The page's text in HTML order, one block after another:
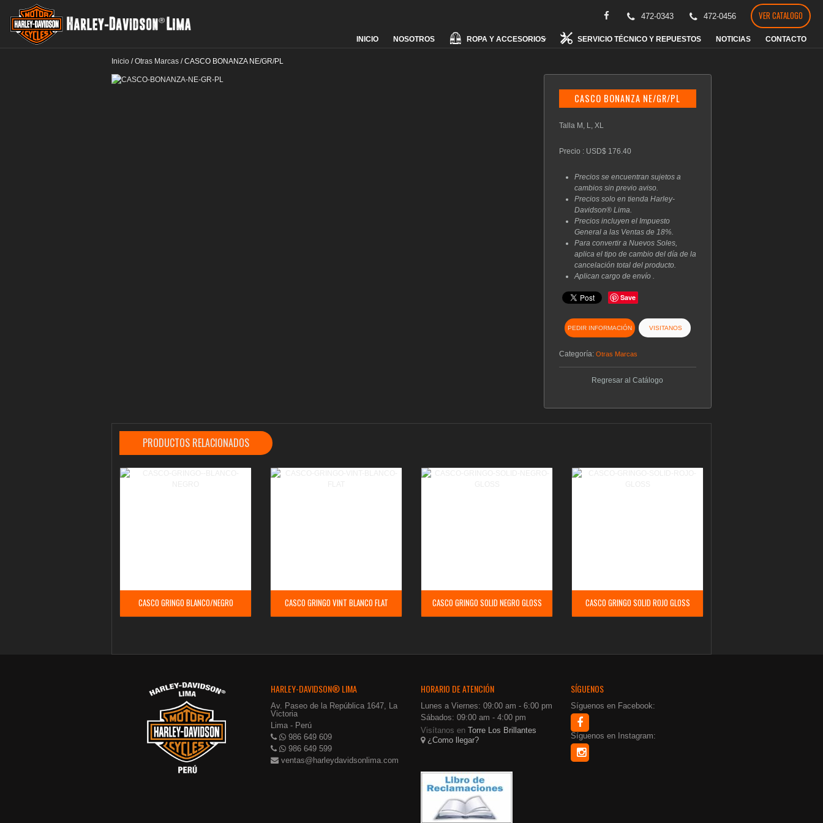
472-0343 472-0456 VER CATALOGO
Skip
to
INICIO NOSOTROS ROPA Y ACCESORIOS SERVICIO TÉCNICO Y REPUESTOS NOTICIAS CONTACTO
Inicio /Otras Marcas /CASCO BONANZA NE/GR/PL
CASCO BONANZA NE/GR/PL
Talla M, L, XL
Precio : USD$ 176.40
Precios se encuentran sujetos a
cambios sin previo aviso.
Precios solo en tienda Harley-
Davidson® Lima.
Precios incluyen el Impuesto
General a las Ventas de 18%.
Para convertir a Nuevos Soles,
aplica el tipo de cambio del día de la
cancelación total del producto.
Aplican cargo de envío .
Save
PEDIR INFORMACIÓN VISITANOS
Categoría: Otras Marcas
Regresar al Catálogo
PRODUCTOS RELACIONADOS
CASCO GRINGO BLANCO/NEGRO CASCO GRINGO VINT BLANCO FLAT CASCO GRINGO SOLID NEGRO GLOSS CASCO GRINGO SOLID ROJO GLOSS
HARLEY-DAVIDSON® LIMA
Av. Paseo de la República 1647, La
Victoria
Lima - Perú
986 649 609
986 649 599
ventas@harleydavidsonlima.com
HORARIO DE ATENCIÓN
Lunes a Viernes: 09:00 am - 6:00 pm
Sábados: 09:00 am - 4:00 pm
Visítanos en Torre Los Brillantes
¿Como llegar?
SÍGUENOS
Síguenos en Facebook:
Síguenos en Instagram: